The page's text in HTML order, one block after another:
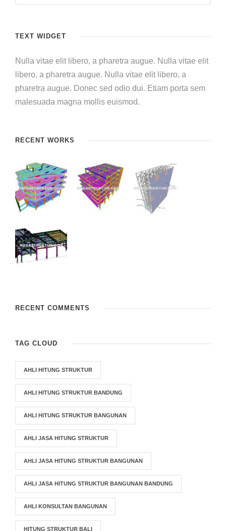
TEXT WIDGET
Nulla vitae elit libero, a pharetra augue. Nulla vitae elit
libero, a pharetra augue. Nulla vitae elit libero, a
pharetra augue. Donec sed odio dui. Etiam porta sem
malesuada magna mollis euismod.
RECENT WORKS
RECENT COMMENTS
TAG CLOUD
AHLI HITUNG STRUKTUR
AHLI HITUNG STRUKTUR BANDUNG
AHLI HITUNG STRUKTUR BANGUNAN
AHLI JASA HITUNG STRUKTUR
AHLI JASA HITUNG STRUKTUR BANGUNAN
AHLI JASA HITUNG STRUKTUR BANGUNAN BANDUNG
AHLI KONSULTAN BANGUNAN
HITUNG STRUKTUR BALI